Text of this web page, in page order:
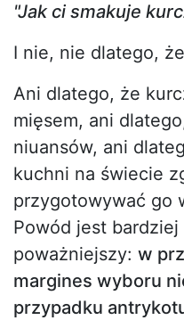
"Jak ci smakuje
I nie, nie dlatego,
Ani dlatego, że
mięsem, ani
niuansów, ani
kuchni na świecie
przygotowywać go
Powód jest
poważniejszy: w
margines wyboru
przypadku